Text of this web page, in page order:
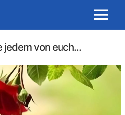
Menu
jedem von euch...